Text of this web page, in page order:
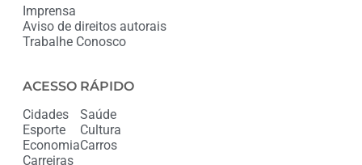
Imprensa
Aviso de direitos autorais
Trabalhe Conosco
ACESSO RÁPIDO
Cidades
Esporte
Economia
Carreiras
Saúde
Cultura
Carros